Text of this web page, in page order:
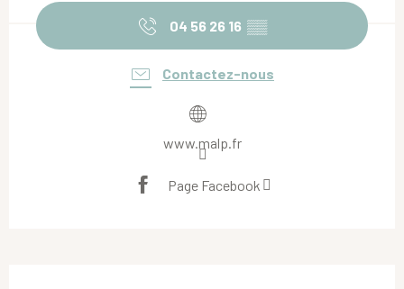
04 56 26 16 ▒▒
Contactez-nous
www.malp.fr
Page Facebook